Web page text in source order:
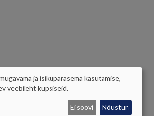
ja isikupärasema kasutamise,
veebileht küpsiseid.
Ei soovi Nõustun